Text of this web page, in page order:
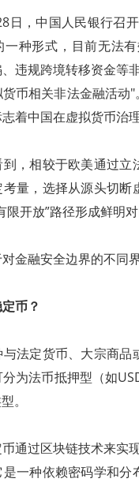
日，中国人民银行召
一种形式，目前无法
违规跨境转移资金等
币相关非法金融活动
着中国在虚拟货币治
，相较于欧美通过
量，选择从源头切
限开放”路径形成鲜明对
金融安全边界的不同界
币？
法定货币、大宗商
为法币抵押型（如
。
通过区块链技术来实
一种依赖密码学和